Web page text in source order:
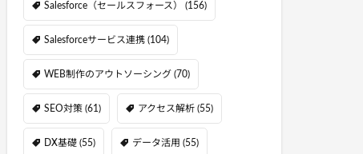
Salesforce（セールスフォース） (156)
Salesforceサービス連携 (104)
WEB制作のアウトソーシング (70)
SEO対策 (61) アクセス解析 (55)
DX基礎 (55) データ活用 (55)